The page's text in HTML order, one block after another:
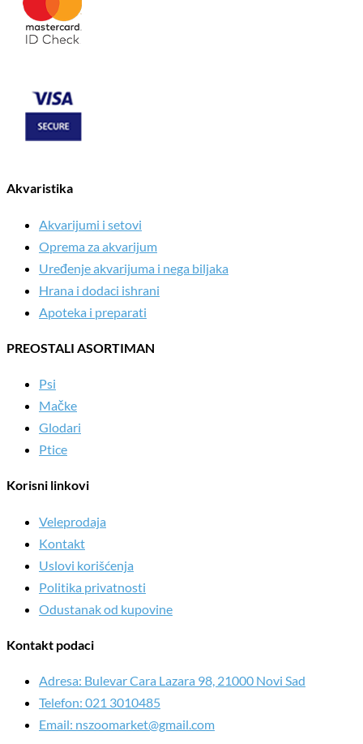
Akvaristika
Akvarijumi i setovi
Oprema za akvarijum
Uređenje akvarijuma i nega biljaka
Hrana i dodaci ishrani
Apoteka i preparati
PREOSTALI ASORTIMAN
Psi
Mačke
Glodari
Ptice
Korisni linkovi
Veleprodaja
Kontakt
Uslovi korišćenja
Politika privatnosti
Odustanak od kupovine
Kontakt podaci
Adresa: Bulevar Cara Lazara 98, 21000 Novi Sad
Telefon: 021 3010485
Email: nszoomarket@gmail.com